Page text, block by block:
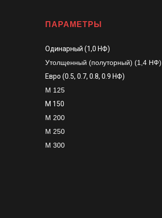
ПАРАМЕТРЫ
Одинарный (1,0 НФ)
Утолщенный (полуторный) (1,4 НФ)
Евро (0.5, 0.7, 0.8, 0.9 НФ)
М 125
М 150
М 200
М 250
М 300